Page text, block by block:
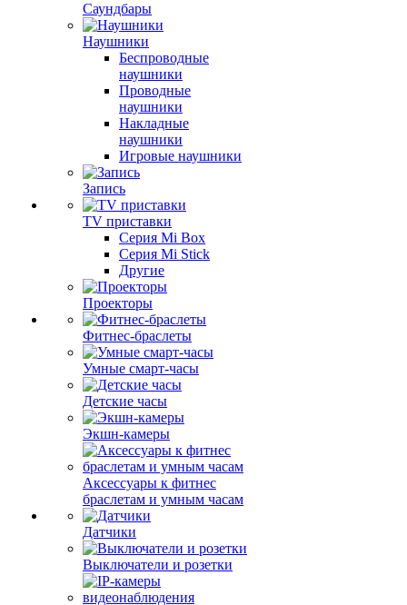
Саундбары
Наушники
Беспроводные
наушники
Проводные
наушники
Накладные
наушники
Игровые наушники
Запись
TV приставки
Серия Mi Box
Серия Mi Stick
Другие
Проекторы
Фитнес-браслеты
Умные смарт-часы
Детские часы
Экшн-камеры
Аксессуары к фитнес
браслетам и умным часам
Датчики
Выключатели и розетки